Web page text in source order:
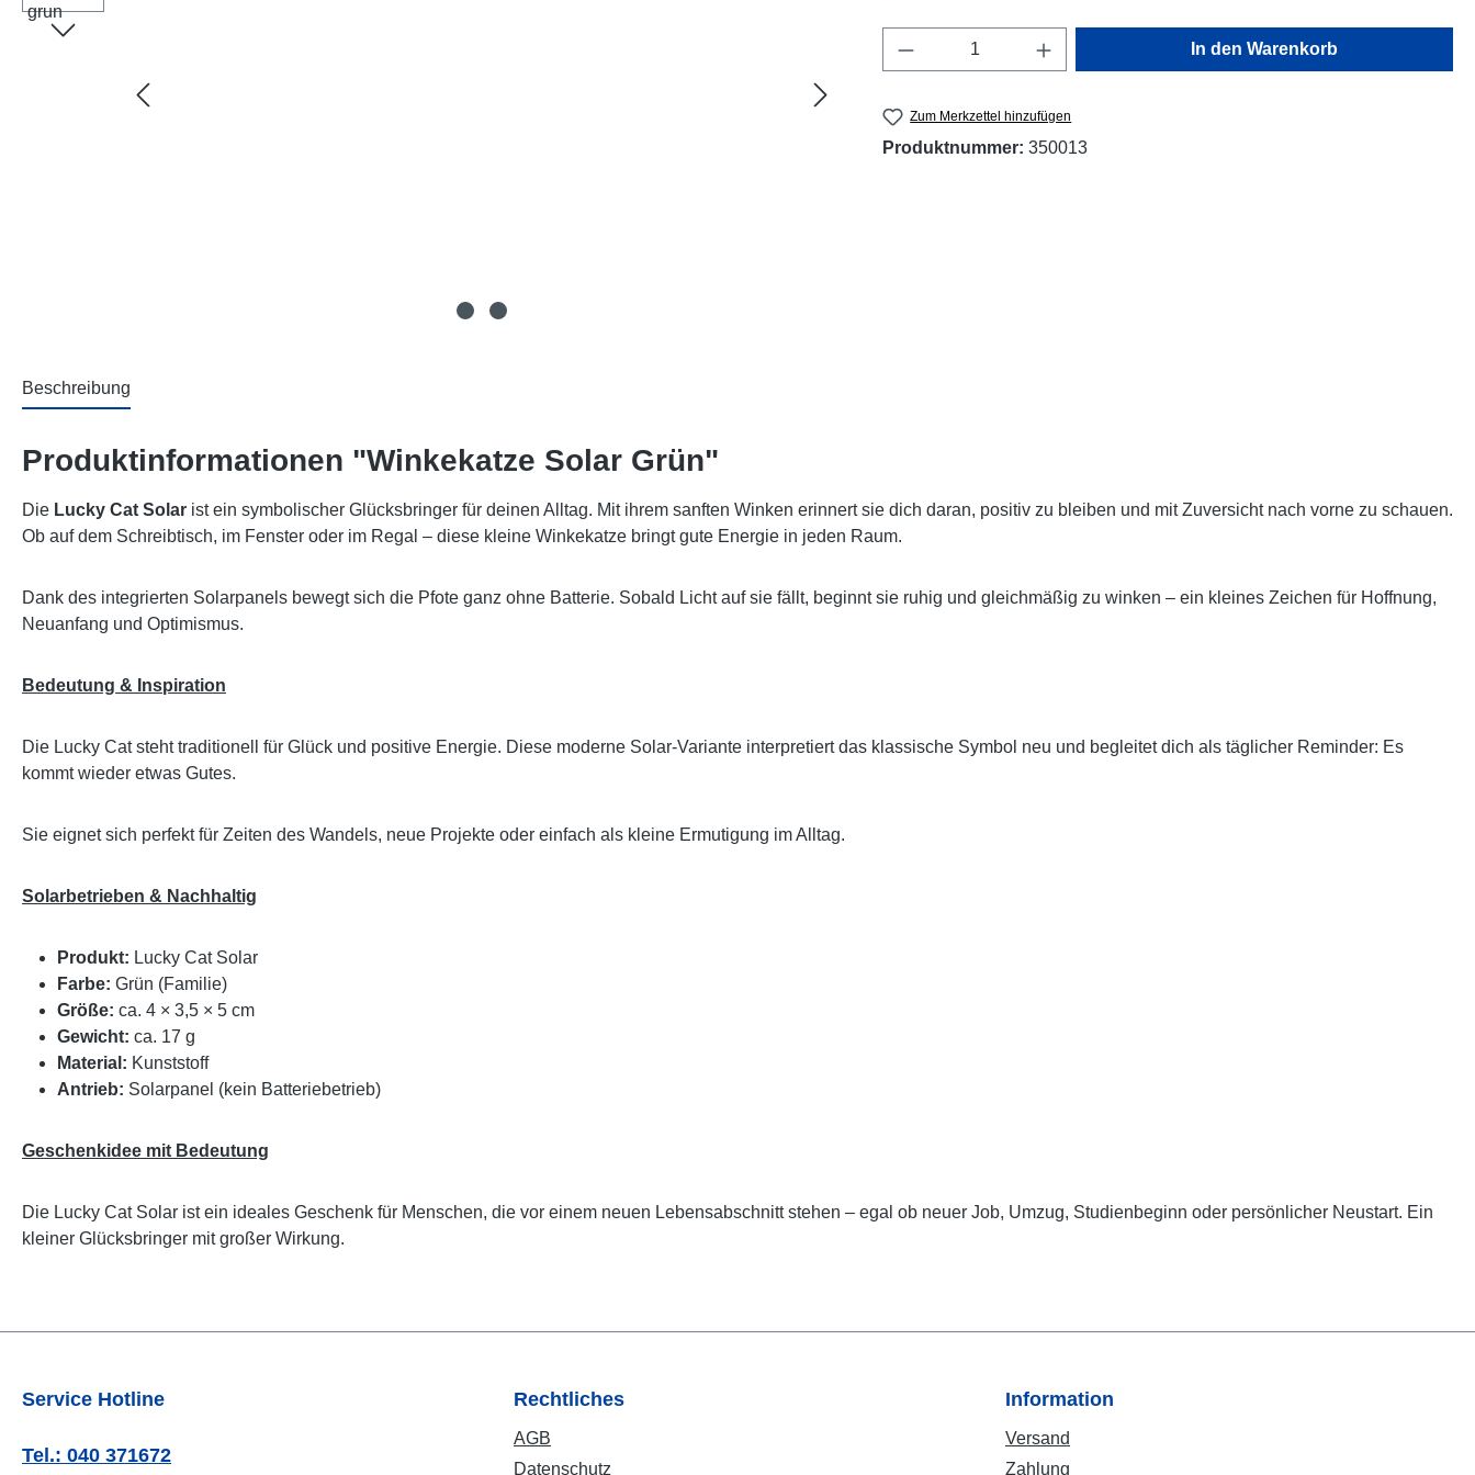
Produkt Anzahl: Gib den gewünschten Wert ein
In den Warenkorb
Zum Merkzettel hinzufügen
Produktnummer: 350013
Beschreibung
Produktinformationen "Winkekatze Solar Grün"
Die Lucky Cat Solar ist ein symbolischer Glücksbringer für deinen Alltag. Mit ihrem sanften Winken erinnert sie dich daran, positiv zu bleiben und mit Zuversicht nach vorne zu schauen.
Ob auf dem Schreibtisch, im Fenster oder im Regal – diese kleine Winkekatze bringt gute Energie in jeden Raum.
Dank des integrierten Solarpanels bewegt sich die Pfote ganz ohne Batterie. Sobald Licht auf sie fällt, beginnt sie ruhig und gleichmäßig zu winken – ein kleines Zeichen für Hoffnung,
Neuanfang und Optimismus.
Bedeutung & Inspiration
Die Lucky Cat steht traditionell für Glück und positive Energie. Diese moderne Solar-Variante interpretiert das klassische Symbol neu und begleitet dich als täglicher Reminder: Es
kommt wieder etwas Gutes.
Sie eignet sich perfekt für Zeiten des Wandels, neue Projekte oder einfach als kleine Ermutigung im Alltag.
Solarbetrieben & Nachhaltig
Produkt: Lucky Cat Solar
Farbe: Grün (Familie)
Größe: ca. 4 × 3,5 × 5 cm
Gewicht: ca. 17 g
Material: Kunststoff
Antrieb: Solarpanel (kein Batteriebetrieb)
Geschenkidee mit Bedeutung
Die Lucky Cat Solar ist ein ideales Geschenk für Menschen, die vor einem neuen Lebensabschnitt stehen – egal ob neuer Job, Umzug, Studienbeginn oder persönlicher Neustart. Ein
kleiner Glücksbringer mit großer Wirkung.
Service Hotline
Tel.: 040 371672
Rechtliches
AGB
Datenschutz
Information
Versand
Zahlung